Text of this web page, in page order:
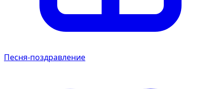
Песня-поздравление